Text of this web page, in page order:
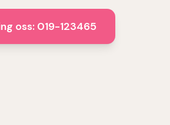
oss: 019-123465